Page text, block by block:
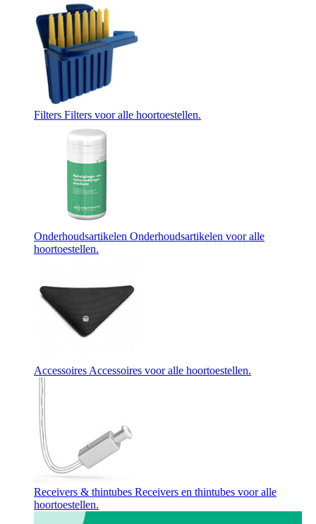
Filters Filters voor alle hoortoestellen.
Onderhoudsartikelen Onderhoudsartikelen voor alle
hoortoestellen.
Accessoires Accessoires voor alle hoortoestellen.
Receivers & thintubes Receivers en thintubes voor alle
hoortoestellen.